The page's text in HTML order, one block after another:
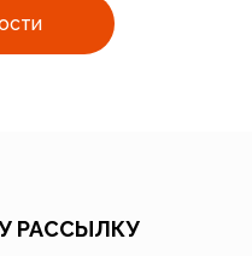
РАССЫЛКУ